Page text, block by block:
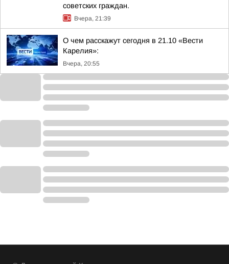
советских граждан.
Вчера, 21:39
О чем расскажут сегодня в 21.10 «Вести
Карелия»:
Вчера, 20:55